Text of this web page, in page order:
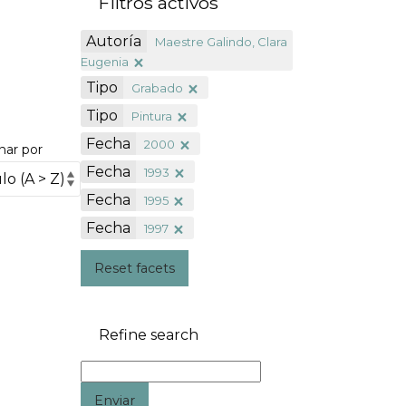
por
Autoría
Maestre Galindo, Clara
Eugenia
Tipo Grabado
Tipo Pintura
Fecha 2000
Fecha 1993
Fecha 1995
Fecha 1997
Reset facets
Refine search
Enviar